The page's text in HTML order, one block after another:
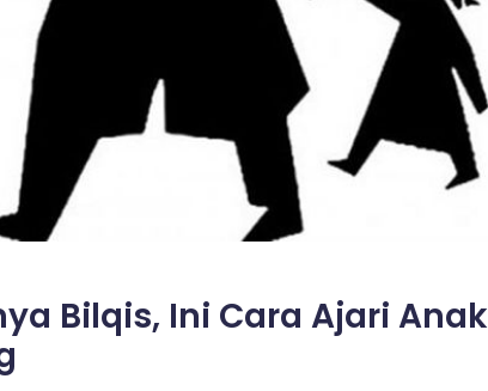
Bilqis, Ini Cara Ajari Anak